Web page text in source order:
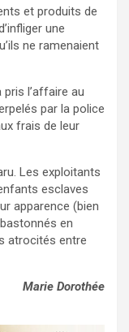
et produits de
une
ne ramenaient
pris l’affaire au
par la police
frais de leur
Les exploitants
esclaves
apparence (bien
en
atrocités entre
Marie Dorothée